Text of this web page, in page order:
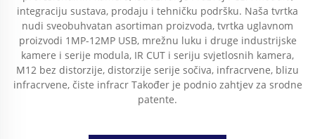
integraciju sustava, prodaju i tehničku podršku. Naša tvrtka
nudi sveobuhvatan asortiman proizvoda, tvrtka uglavnom
proizvodi 1MP-12MP USB, mrežnu luku i druge industrijske
kamere i serije modula, IR CUT i seriju svjetlosnih kamera,
M12 bez distorzije, distorzije serije sočiva, infracrvene, blizu
infracrvene, čiste infracr Također je podnio zahtjev za srodne
patente.